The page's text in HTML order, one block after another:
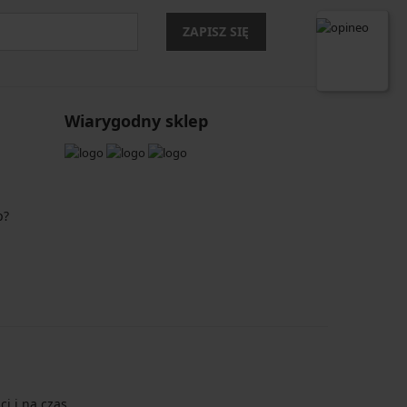
ZAPISZ SIĘ
Wiarygodny sklep